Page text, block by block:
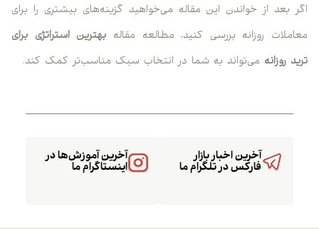
اگر بعد از خواندن این مقاله می‌خواهید گزینه‌های بیشتری را برای
معاملات روزانه بررسی کنید، مطالعه مقاله بهترین استراتژی برای
ترید روزانه می‌تواند به شما در انتخاب سبک مناسب‌تر کمک کند.
آخرین آموزش‌ها در
اینستاگرام ما
آخرین اخبار بازار
فارکس در تلگرام ما